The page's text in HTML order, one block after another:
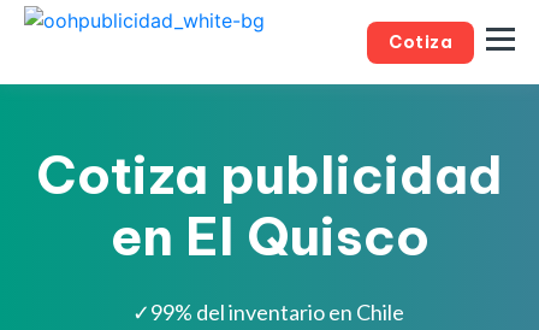
Cotiza
Cotiza publicidad
en El Quisco
✓99% del inventario en Chile